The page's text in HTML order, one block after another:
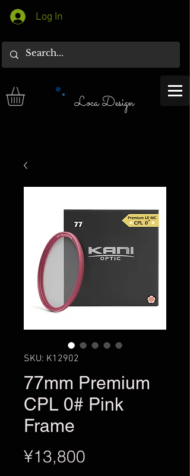
Log In
Loca Design
SKU: K12902
77mm Premium
CPL 0# Pink
Frame
¥13,800